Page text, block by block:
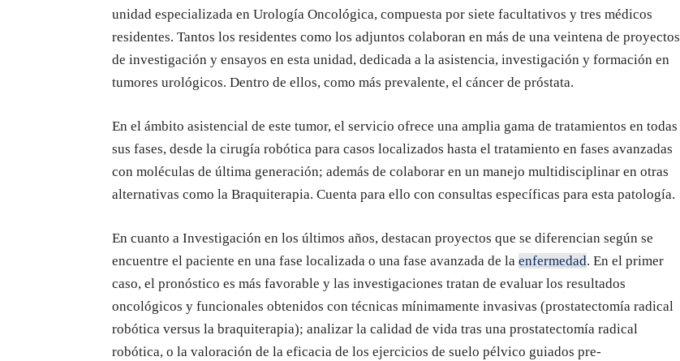
unidad especializada en Urología Oncológica, compuesta por siete facultativos y tres médicos
residentes. Tantos los residentes como los adjuntos colaboran en más de una veintena de proyectos
de investigación y ensayos en esta unidad, dedicada a la asistencia, investigación y formación en
tumores urológicos. Dentro de ellos, como más prevalente, el cáncer de próstata.
En el ámbito asistencial de este tumor, el servicio ofrece una amplia gama de tratamientos en todas
sus fases, desde la cirugía robótica para casos localizados hasta el tratamiento en fases avanzadas
con moléculas de última generación; además de colaborar en un manejo multidisciplinar en otras
alternativas como la Braquiterapia. Cuenta para ello con consultas específicas para esta patología.
En cuanto a Investigación en los últimos años, destacan proyectos que se diferencian según se
encuentre el paciente en una fase localizada o una fase avanzada de la enfermedad. En el primer
caso, el pronóstico es más favorable y las investigaciones tratan de evaluar los resultados
oncológicos y funcionales obtenidos con técnicas mínimamente invasivas (prostatectomía radical
robótica versus la braquiterapia); analizar la calidad de vida tras una prostatectomía radical
robótica, o la valoración de la eficacia de los ejercicios de suelo pélvico guiados pre-